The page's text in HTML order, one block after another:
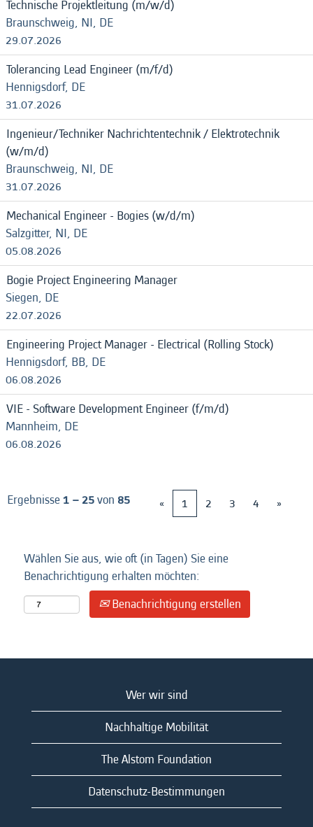
Technische Projektleitung (m/w/d)
Braunschweig, NI, DE
29.07.2026
Tolerancing Lead Engineer (m/f/d)
Hennigsdorf, DE
31.07.2026
Ingenieur/Techniker Nachrichtentechnik / Elektrotechnik
(w/m/d)
Braunschweig, NI, DE
31.07.2026
Mechanical Engineer - Bogies (w/d/m)
Salzgitter, NI, DE
05.08.2026
Bogie Project Engineering Manager
Siegen, DE
22.07.2026
Engineering Project Manager - Electrical (Rolling Stock)
Hennigsdorf, BB, DE
06.08.2026
VIE - Software Development Engineer (f/m/d)
Mannheim, DE
06.08.2026
Ergebnisse1 – 25von 85 « 1 2 3 4 »
Wählen Sie aus, wie oft (in Tagen) Sie eine
Benachrichtigung erhalten möchten:
Benachrichtigung erstellen
Wer wir sind
Nachhaltige Mobilität
The Alstom Foundation
Datenschutz-Bestimmungen